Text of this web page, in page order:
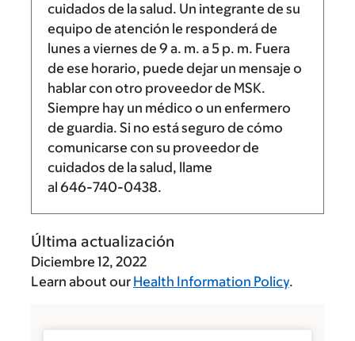
cuidados de la salud. Un integrante de su
equipo de atención le responderá de
lunes a viernes de 9 a. m. a5 p. m. Fuera
de ese horario, puede dejar un mensaje o
hablar con otro proveedor de MSK.
Siempre hay un médico o un enfermero
de guardia. Si no está seguro de cómo
comunicarse con su proveedor de
cuidados de la salud, llame
al 646-740-0438.
Última actualización
Diciembre 12, 2022
Learn about our Health Information Policy.